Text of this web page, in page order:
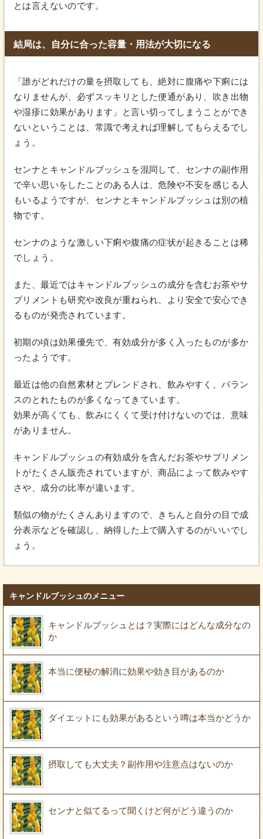
とは言えないのです。
結局は、自分に合った容量・用法が大切になる
「誰がどれだけの量を摂取しても、絶対に腹痛や下痢には
なりませんが、必ずスッキリとした便通があり、吹き出物
や湿疹に効果があります」と言い切ってしまうことができ
ないということは、常識で考えれば理解してもらえるでし
ょう。
センナとキャンドルブッシュを混同して、センナの副作用
で辛い思いをしたことのある人は、危険や不安を感じる人
もいるようですが、センナとキャンドルブッシュは別の植
物です。
センナのような激しい下痢や腹痛の症状が起きることは稀
でしょう。
また、最近ではキャンドルブッシュの成分を含むお茶やサ
プリメントも研究や改良が重ねられ、より安全で安心でき
るものが発売されています。
初期の頃は効果優先で、有効成分が多く入ったものが多か
ったようです。
最近は他の自然素材とブレンドされ、飲みやすく、バラン
スのとれたものが多くなってきています。
効果が高くても、飲みにくくて受け付けないのでは、意味
がありません。
キャンドルブッシュの有効成分を含んだお茶やサプリメン
トがたくさん販売されていますが、商品によって飲みやす
さや、成分の比率が違います。
類似の物がたくさんありますので、きちんと自分の目で成
分表示などを確認し、納得した上で購入するのがいいでし
ょう。
キャンドルブッシュのメニュー
キャンドルブッシュとは？実際にはどんな成分なの
か
本当に便秘の解消に効果や効き目があるのか
ダイエットにも効果があるという噂は本当かどうか
摂取しても大丈夫？副作用や注意点はないのか
センナと似てるって聞くけど何がどう違うのか